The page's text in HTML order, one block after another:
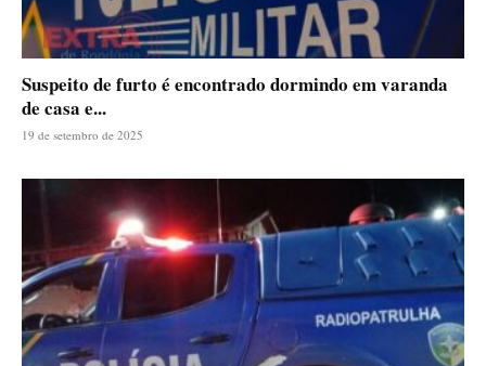
Suspeito de furto é encontrado dormindo em varanda
de casa e...
19 de setembro de 2025